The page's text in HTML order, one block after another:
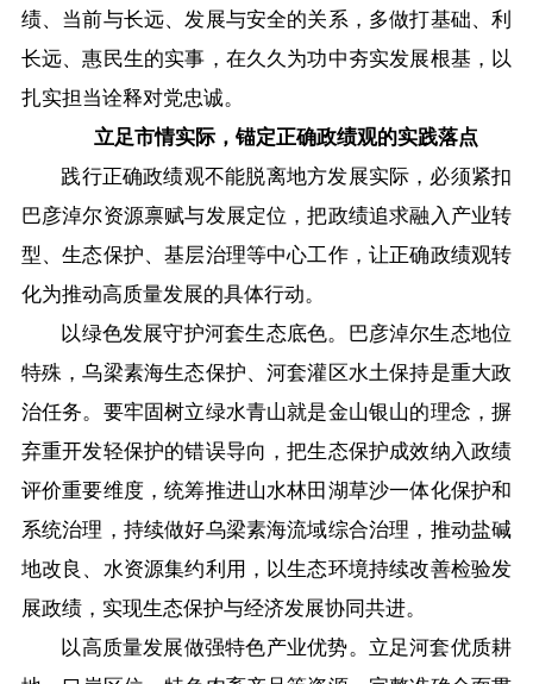
绩、当前与长远、发展与安全的关系，多做打基础、利
长远、惠民生的实事，在久久为功中夯实发展根基，以
扎实担当诠释对党忠诚。
立足市情实际，锚定正确政绩观的实践落点
践行正确政绩观不能脱离地方发展实际，必须紧扣
巴彦淖尔资源禀赋与发展定位，把政绩追求融入产业转
型、生态保护、基层治理等中心工作，让正确政绩观转
化为推动高质量发展的具体行动。
以绿色发展守护河套生态底色。巴彦淖尔生态地位
特殊，乌梁素海生态保护、河套灌区水土保持是重大政
治任务。要牢固树立绿水青山就是金山银山的理念，摒
弃重开发轻保护的错误导向，把生态保护成效纳入政绩
评价重要维度，统筹推进山水林田湖草沙一体化保护和
系统治理，持续做好乌梁素海流域综合治理，推动盐碱
地改良、水资源集约利用，以生态环境持续改善检验发
展政绩，实现生态保护与经济发展协同共进。
以高质量发展做强特色产业优势。立足河套优质耕